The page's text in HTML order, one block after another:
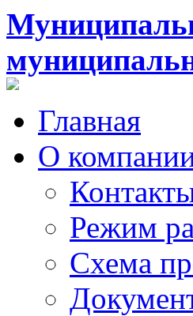
Главная
О
Режим
Схема